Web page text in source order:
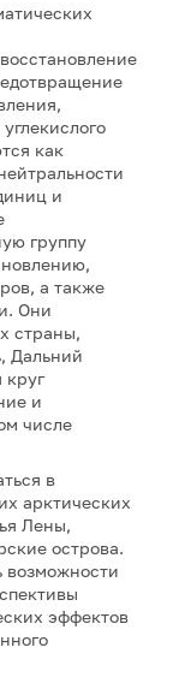
как
и
группу
а также
Они
страны,
Дальний
круг
и
числе
в
арктических
Лены,
острова.
возможности
эффектов